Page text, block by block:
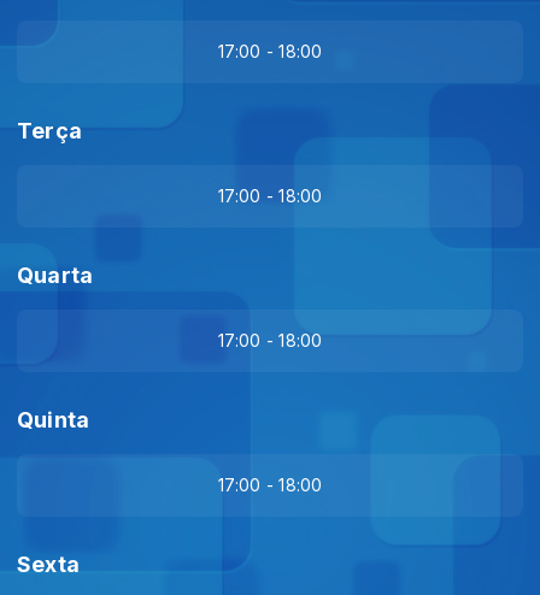
17:00 - 18:00
Terça
17:00 - 18:00
Quarta
17:00 - 18:00
Quinta
17:00 - 18:00
Sexta